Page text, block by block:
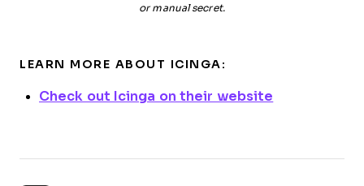
or manual secret.
LEARN MORE ABOUT ICINGA:
Check out Icinga on their website